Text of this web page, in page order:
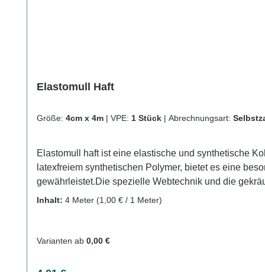
Elastomull Haft
Größe: 4cm x 4m | VPE: 1 Stück | Abrechnungsart:
Elastomull haft ist eine elastische und synthetische
latexfreiem synthetischen Polymer, bietet es eine
gewährleistet.Die spezielle Webtechnik und die
haft besteht aus 40 % Baumwolle, 30 % Viskose und 30 %
Inhalt: 4 Meter (1,00 € / 1 Meter)
Varianten ab 0,00 €